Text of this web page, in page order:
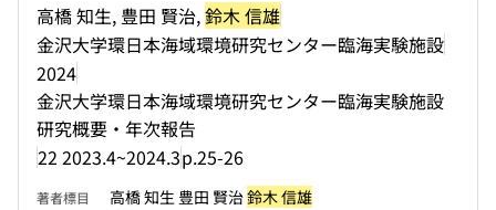
高橋 知生, 豊田 賢治,鈴木 信雄
金沢大学環日本海域環境研究センター臨海実験施設
2024
金沢大学環日本海域環境研究センター臨海実験施設
研究概要・年次報告
22 2023.4~2024.3p.25-26
著者標目 高橋 知生 豊田 賢治鈴木 信雄